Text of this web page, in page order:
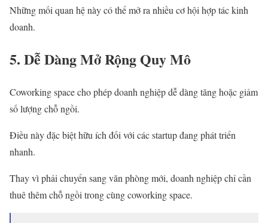
Những mối quan hệ này có thể mở ra nhiều cơ hội hợp tác kinh
doanh.
5. Dễ Dàng Mở Rộng Quy Mô
Coworking space cho phép doanh nghiệp dễ dàng tăng hoặc giảm
số lượng chỗ ngồi.
Điều này đặc biệt hữu ích đối với các startup đang phát triển
nhanh.
Thay vì phải chuyển sang văn phòng mới, doanh nghiệp chỉ cần
thuê thêm chỗ ngồi trong cùng coworking space.